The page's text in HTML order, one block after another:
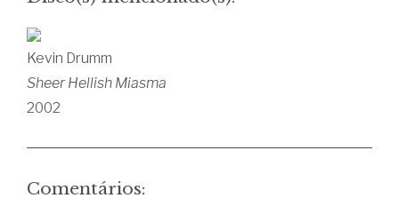
Kevin Drumm
Sheer Hellish Miasma
2002
Comentários: